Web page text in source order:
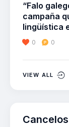
“Falo
campaña
lingüística
0 0
VIEW ALL
Cancelos